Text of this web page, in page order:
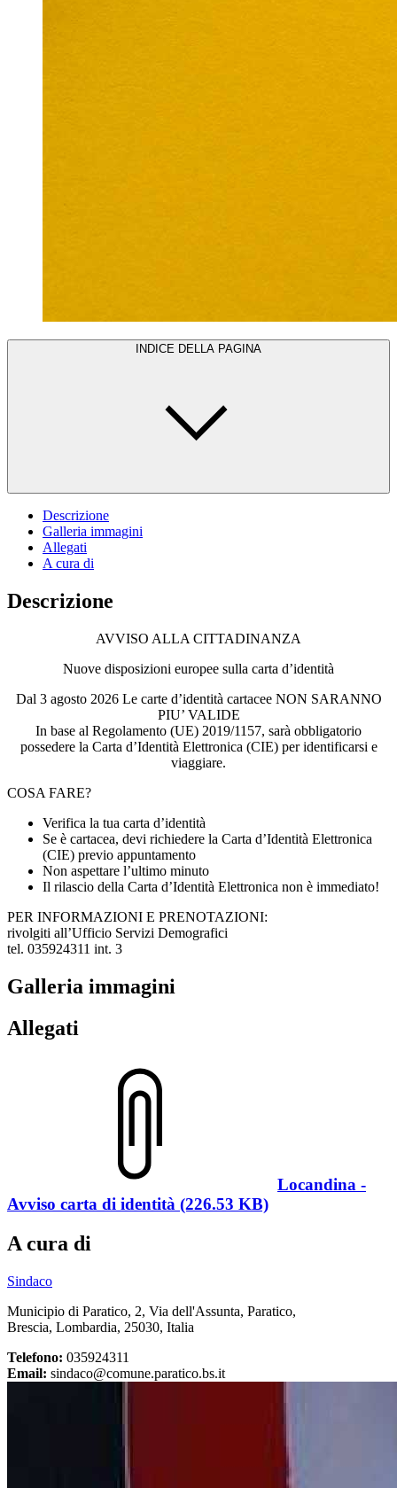
INDICE DELLA PAGINA
Descrizione
Galleria immagini
Allegati
A cura di
Descrizione
AVVISO ALLA CITTADINANZA
Nuove disposizioni europee sulla carta d’identità
Dal 3 agosto 2026 Le carte d’identità cartacee NON SARANNO
PIU’ VALIDE
In base al Regolamento (UE) 2019/1157, sarà obbligatorio
possedere la Carta d’Identità Elettronica (CIE) per identificarsi e
viaggiare.
COSA FARE?
Verifica la tua carta d’identità
Se è cartacea, devi richiedere la Carta d’Identità Elettronica
(CIE) previo appuntamento
Non aspettare l’ultimo minuto
Il rilascio della Carta d’Identità Elettronica non è immediato!
PER INFORMAZIONI E PRENOTAZIONI:
rivolgiti all’Ufficio Servizi Demografici
tel. 035924311 int. 3
Galleria immagini
Allegati
Locandina -
Avviso carta di identità (226.53 KB)
A cura di
Sindaco
Municipio di Paratico, 2, Via dell'Assunta, Paratico,
Brescia, Lombardia, 25030, Italia
Telefono: 035924311
Email: sindaco@comune.paratico.bs.it